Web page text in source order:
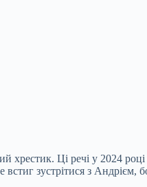
хрестик. Ці речі у 2024
зустрітися з Андрієм,